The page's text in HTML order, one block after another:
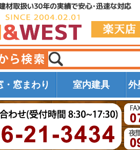
・窓まわり 室内建具 外